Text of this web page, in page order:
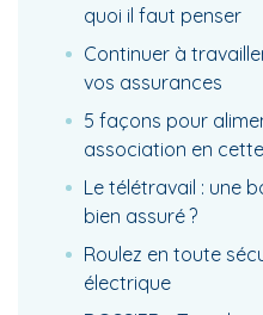
quoi il faut penser
Continuer à
vos assurances
5 façons pour
association en
Le télétravail : une
bien assuré ?
Roulez en toute
électrique